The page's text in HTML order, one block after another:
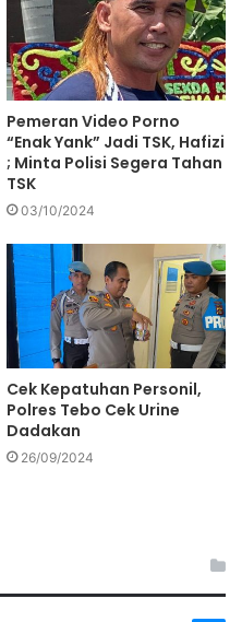
Pemeran Video Porno
“Enak Yank” Jadi TSK, Hafizi
; Minta Polisi Segera Tahan
TSK
03/10/2024
Cek Kepatuhan Personil,
Polres Tebo Cek Urine
Dadakan
26/09/2024